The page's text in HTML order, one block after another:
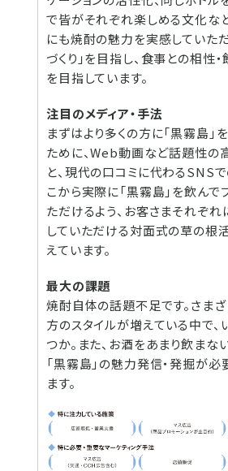
で皆がそれぞれ楽しめる文化な
にも焼酎の魅力を実感していた
づくり」を目指し、食事との相性
を目指しています。
注目のメディア・手法
まずはより多くの方に「黒霧島」
ために、Web動画など話題性の
と、現代の口コミに代わるSNSで
こから実際に「黒霧島」を飲んで
ただけるよう、お客さまそれぞ
していただける対面式の草の根
えています。
最大の課題
焼酎自体の話題不足です。さま
方のスタイルが増えている中で、
つか。また、お酒をあまり飲まな
「黒霧島」の魅力発信・発掘が
ます。